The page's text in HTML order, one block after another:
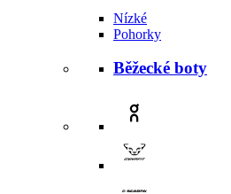
Nízké
Pohorky
Běžecké boty